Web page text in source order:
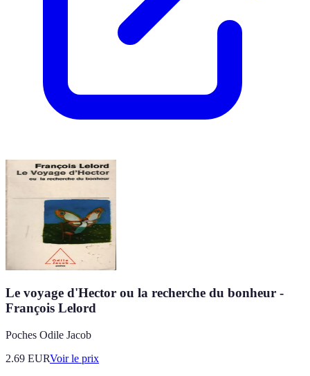
Le voyage d'Hector ou la recherche du bonheur -
François Lelord
Poches Odile Jacob
2.69 EURVoir le prix